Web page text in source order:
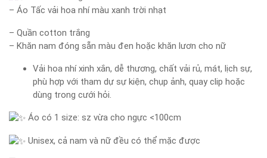
– Áo Tấc vải hoa nhí màu xanh trời nhạt
– Quần cotton trắng
– Khăn nam đóng sẵn màu đen hoặc khăn lươn cho nữ
Vải hoa nhí xinh xắn, dễ thương, chất vải rủ, mát, lịch sự,
phù hợp với tham dự sự kiện, chụp ảnh, quay clip hoặc
dùng trong cưới hỏi.
Áo có 1 size: sz vừa cho ngực <100cm
Unisex, cả nam và nữ đều có thể mặc được